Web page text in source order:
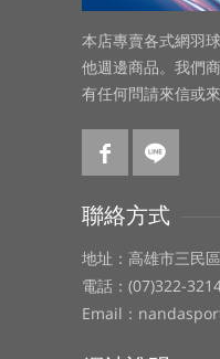
本店專賣各式網羽
他週邊商品。我們
有任何問請來信或來
聯絡方式
地址：高雄市三民
電話：(07)322-
Email：